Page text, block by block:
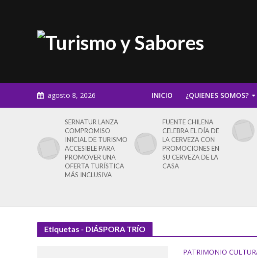
agosto 8, 2026 INICIO ¿QUIENES SOMOS?
SERNATUR LANZA
COMPROMISO
INICIAL DE TURISMO
ACCESIBLE PARA
PROMOVER UNA
OFERTA TURÍSTICA
MÁS INCLUSIVA
FUENTE CHILENA
CELEBRA EL DÍA DE
LA CERVEZA CON
PROMOCIONES EN
SU CERVEZA DE LA
CASA
Etiquetas - DIÁSPORA TRÍO
PATRIMONIO